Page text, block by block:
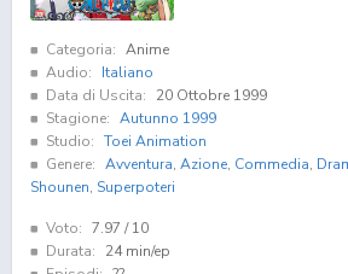
Categoria: Anime
Audio:
Italiano
Data di Uscita:
20 Ottobre 1999
Stagione: Autunno 1999
Studio: Toei Animation
Genere: Avventura, Azione, Commedia,
Shounen, Superpoteri
Voto: 7.97 / 10
Durata:
24 min/ep